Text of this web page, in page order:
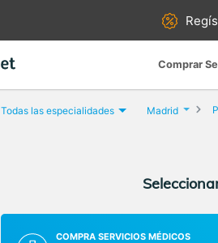
Comprar
Todas las especialidades Madrid
COMPRA SERVICIOS MÉDICOS